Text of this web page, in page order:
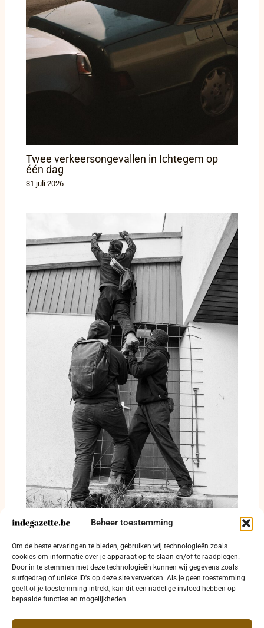
Beheer toestemming
Om de beste ervaringen te bieden, gebruiken wij technologieën zoals
cookies om informatie over je apparaat op te slaan en/of te raadplegen.
Door in te stemmen met deze technologieën kunnen wij gegevens zoals
surfgedrag of unieke ID's op deze site verwerken. Als je geen toestemming
geeft of je toestemming intrekt, kan dit een nadelige invloed hebben op
bepaalde functies en mogelijkheden.
Twee verkeersongevallen in Ichtegem op
één dag
31 juli 2026
Alcohol, drugs en woninginbraken in
politiezone Kouter
30 juli 2026